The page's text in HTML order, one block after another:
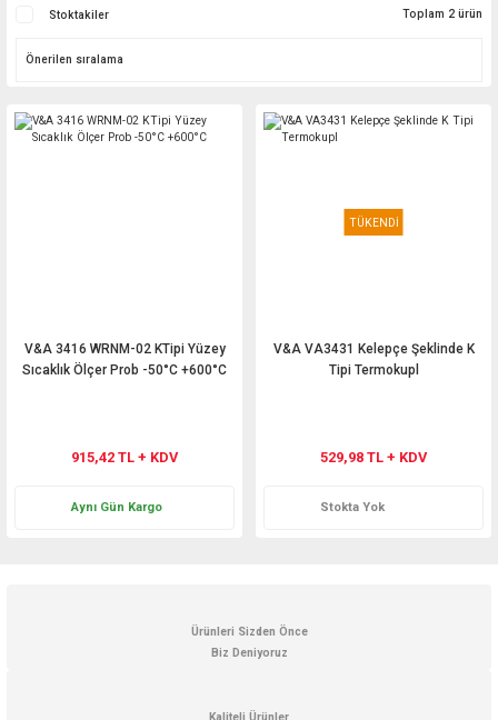
Stoktakiler Toplam 2 ürün
V&A 3416 WRNM-02 KTipi Yüzey
Sıcaklık Ölçer Prob -50°C +600°C
915,42 TL + KDV
Aynı Gün Kargo
TÜKENDİ
V&A VA3431 Kelepçe Şeklinde K
Tipi Termokupl
529,98 TL + KDV
Stokta Yok
Ürünleri Sizden Önce
Biz Deniyoruz
Kaliteli Ürünler